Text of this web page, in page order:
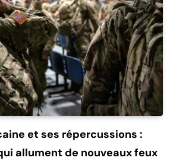
et ses répercussions :
allument de nouveaux feux